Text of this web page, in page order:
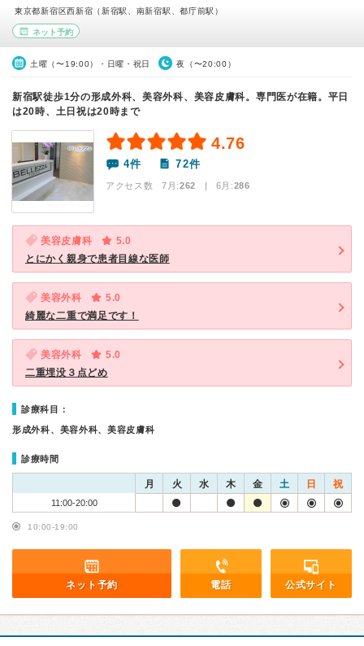
東京都新宿区西新宿（新宿駅、南新宿駅、都庁前駅）
ネット予約
土曜（〜19:00）・日曜・祝日 夜（〜20:00）
新宿駅徒歩1分の形成外科、美容外科、美容皮膚科。専門医が在籍。平日
は20時、土日祝は20時まで
4.76
4件 72件
アクセス数 7月:262 | 6月:286
美容皮膚科
5.0
とにかく親身で患者目線な医師
美容外科
5.0
綺麗な二重で満足です！
美容外科
5.0
二重埋没３点どめ
診療科目：
形成外科、美容外科、美容皮膚科
診療時間
月 火 水 木 金 土 日 祝
11:00-20:00
10:00-19:00
ネット予約 電話 公式サイト